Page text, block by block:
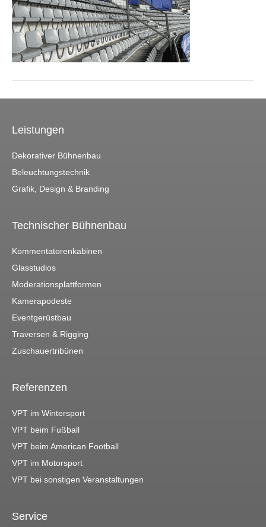
Leistungen
Dekorativer Bühnenbau
Beleuchtungstechnik
Grafik, Design & Branding
Technischer Bühnenbau
Kommentatorenkabinen
Glasstudios
Moderationsplattformen
Kamerapodeste
Eventgerüstbau
Traversen & Rigging
Zuschauertribünen
Referenzen
VPT im Wintersport
VPT beim Fußball
VPT beim American Football
VPT im Motorsport
VPT bei sonstigen Veranstaltungen
Service